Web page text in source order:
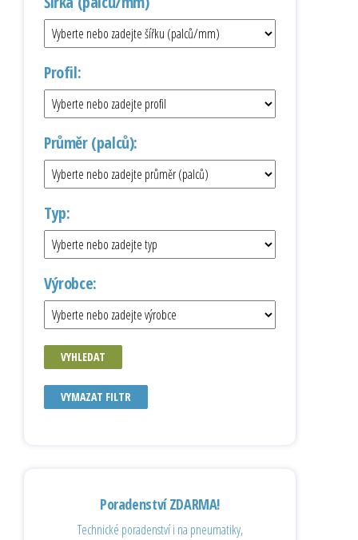
Profil:
Průměr (palců):
Typ:
Výrobce:
VYHLEDAT
VYMAZAT FILTR
Poradenství ZDARMA!
Technické poradenství i na pneumatiky,